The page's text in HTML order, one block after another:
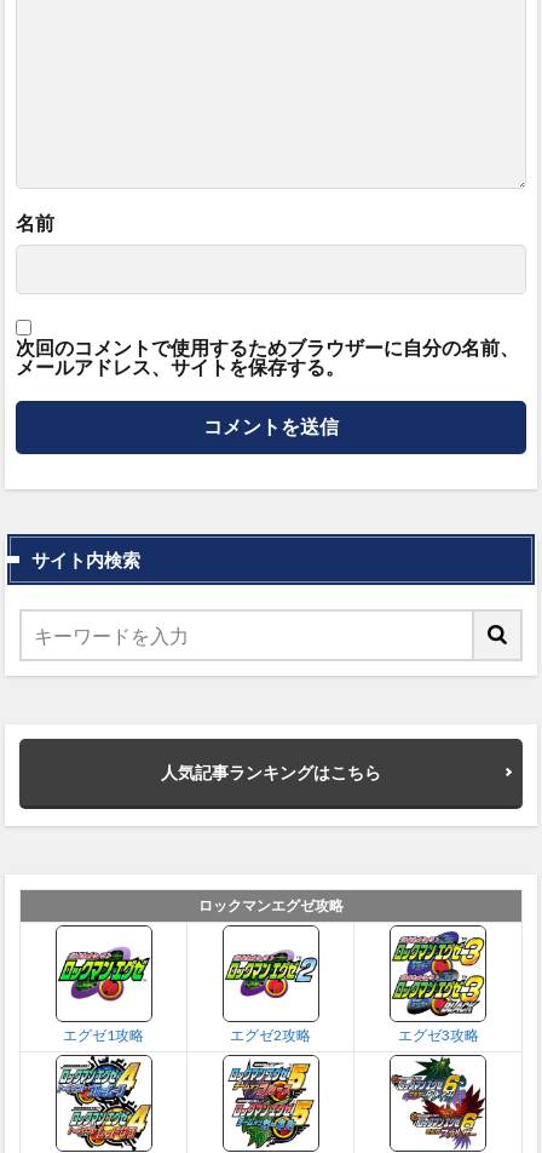
名前
次回のコメントで使用するためブラウザーに自分の名前、
メールアドレス、サイトを保存する。
サイト内検索
人気記事ランキングはこちら
ロックマンエグゼ攻略
エグゼ1攻略 エグゼ2攻略 エグゼ3攻略